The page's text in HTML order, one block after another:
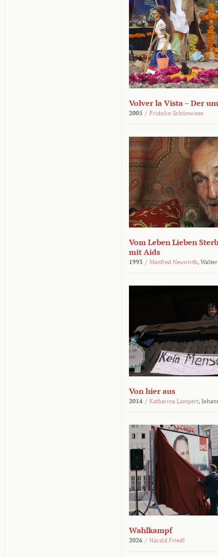
Volver la Vista – Der
2005 / Fridolin Schönwiese
Vom Leben Lieben
mit Aids
1993 / Manfred Neuwirth,
Von hier aus
2014 / Katharina Lampert,
Wahlkampf
2026 / Harald Friedl